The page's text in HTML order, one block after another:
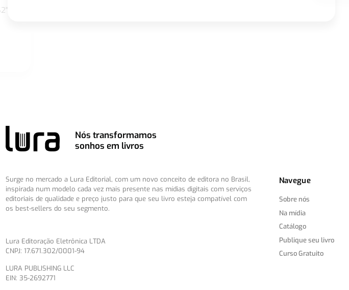
Nós transformamos
sonhos em livros
Surge no mercado a Lura Editorial, com um novo conceito de editora no Brasil,
inspirada num modelo cada vez mais presente nas mídias digitais com serviços
editoriais de qualidade e preço justo para que seu livro esteja compatível com
os best-sellers do seu segmento.
Lura Editoração Eletrônica LTDA
CNPJ: 17.671.302/0001-94
LURA PUBLISHING LLC
EIN: 35-2692771
Navegue
Sobre nós
Na mídia
Catálogo
Publique seu livro
Curso Gratuito